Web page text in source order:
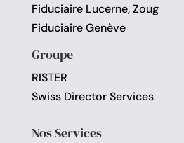
Fiduciaire Lucerne, Zoug
Fiduciaire Genève
Groupe
RISTER
Swiss Director Services
Nos Services